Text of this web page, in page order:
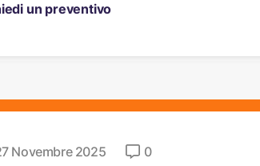
un preventivo
Novembre 2025 0